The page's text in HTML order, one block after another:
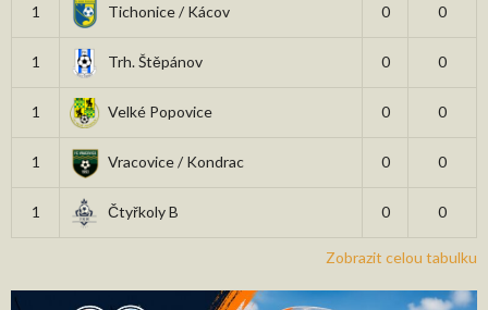
1 Tichonice / Kácov 0 0
1 Trh. Štěpánov 0 0
1 Velké Popovice 0 0
1 Vracovice / Kondrac 0 0
1 Čtyřkoly B 0 0
Zobrazit celou tabulku